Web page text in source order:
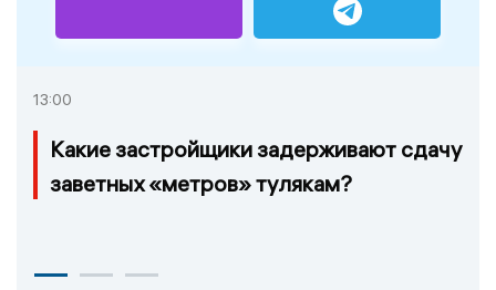
13:00
Какие застройщики задерживают сдачу
заветных «метров» тулякам?